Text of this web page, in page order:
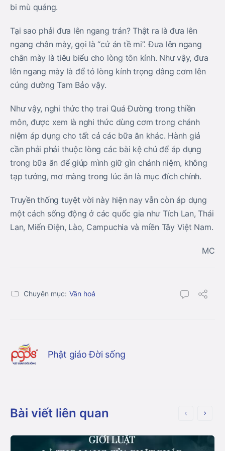
bi mù quáng.
Tại sao phải đưa lên ngang trán? Thật ra là đưa lên
ngang chân mày, gọi là “cử án tề mi”. Đưa lên ngang
chân mày là tiêu biểu cho lòng tôn kính. Như vậy, đưa
lên ngang mày là để tỏ lòng kính trọng dâng cơm lên
cúng dường Tam Bảo vậy.
Như vậy, nghi thức thọ trai Quá Đường trong thiền
môn, được xem là nghi thức dùng cơm trong chánh
niệm áp dụng cho tất cả các bữa ăn khác. Hành giả
cần phải phải thuộc lòng các bài kệ chú để áp dụng
trong bữa ăn để giúp mình giữ gìn chánh niệm, không
tạp tưởng, mơ màng trong lúc ăn là mục đích chính.
Truyền thống tuyệt vời này hiện nay vẫn còn áp dụng
một cách sống động ở các quốc gia như Tích Lan, Thái
Lan, Miến Điện, Lào, Campuchia và miền Tây Việt Nam.
MC
Chuyên mục: Văn hoá
Phật giáo Đời sống
Bài viết liên quan